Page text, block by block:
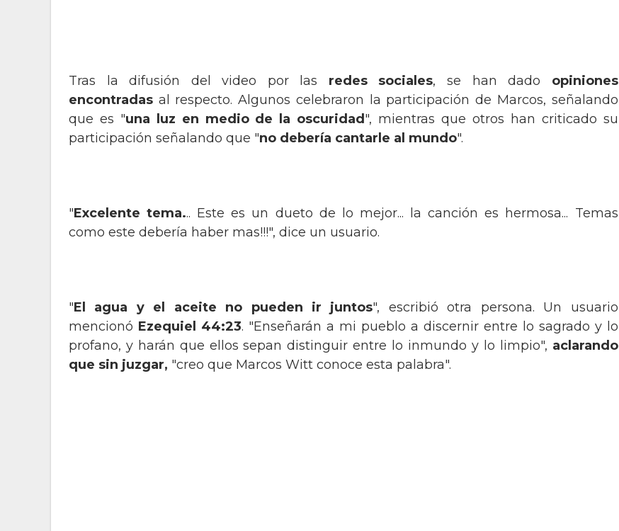
Tras la difusión del video por las redes sociales, se han dado opiniones
encontradas al respecto. Algunos celebraron la participación de Marcos, señalando
que es "una luz en medio de la oscuridad ", mientras que otros han criticado su
participación señalando que "no debería cantarle al mundo".
"Excelente tema... Este es un dueto de lo mejor... la canción es hermosa... Temas
como este debería haber mas!!!", dice un usuario.
"El agua y el aceite no pueden ir juntos", escribió otra persona. Un usuario
mencionó Ezequiel 44:23. "Enseñarán a mi pueblo a discernir entre lo sagrado y lo
profano, y harán que ellos sepan distinguir entre lo inmundo y lo limpio", aclarando
que sin juzgar, "creo que Marcos Witt conoce esta palabra".